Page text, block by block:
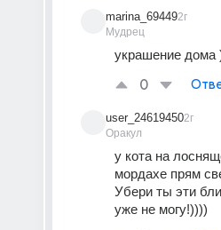
marina_69449
Мудрец
2г
украшение дома
0
user_24619450
Оракул
2г
у кота на
мордахе прям
Убери ты эти
уже не могу!))))